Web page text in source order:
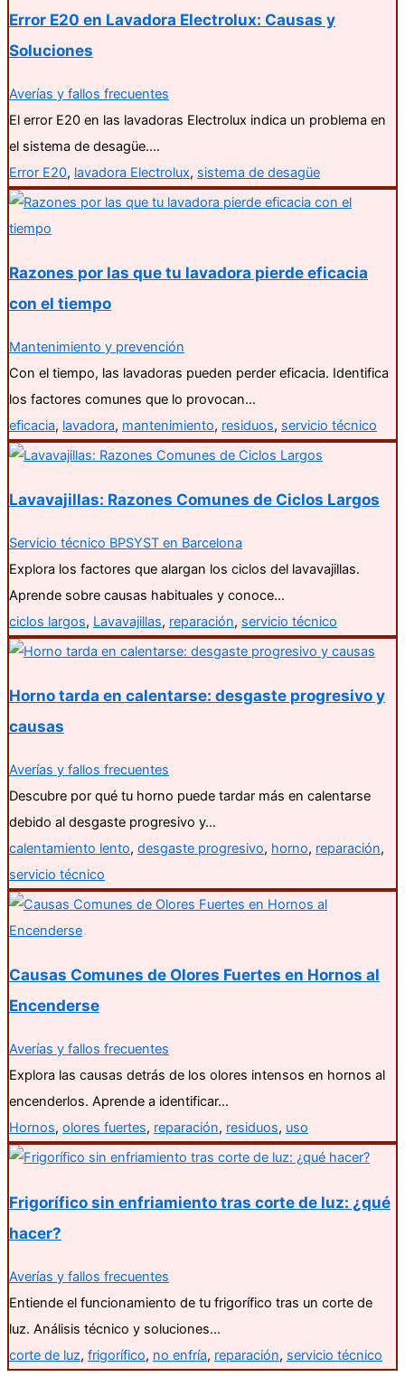
Error E20 en Lavadora Electrolux: Causas y
Soluciones
Averías y fallos frecuentes
El error E20 en las lavadoras Electrolux indica un problema en
el sistema de desagüe.…
Error E20, lavadora Electrolux, sistema de desagüe
Razones por las que tu lavadora pierde eficacia
con el tiempo
Mantenimiento y prevención
Con el tiempo, las lavadoras pueden perder eficacia. Identifica
los factores comunes que lo provocan…
eficacia, lavadora, mantenimiento, residuos, servicio técnico
Lavavajillas: Razones Comunes de Ciclos Largos
Servicio técnico BPSYST en Barcelona
Explora los factores que alargan los ciclos del lavavajillas.
Aprende sobre causas habituales y conoce…
ciclos largos, Lavavajillas, reparación, servicio técnico
Horno tarda en calentarse: desgaste progresivo y
causas
Averías y fallos frecuentes
Descubre por qué tu horno puede tardar más en calentarse
debido al desgaste progresivo y…
calentamiento lento, desgaste progresivo, horno, reparación,
servicio técnico
Causas Comunes de Olores Fuertes en Hornos al
Encenderse
Averías y fallos frecuentes
Explora las causas detrás de los olores intensos en hornos al
encenderlos. Aprende a identificar…
Hornos, olores fuertes, reparación, residuos, uso
Frigorífico sin enfriamiento tras corte de luz: ¿qué
hacer?
Averías y fallos frecuentes
Entiende el funcionamiento de tu frigorífico tras un corte de
luz. Análisis técnico y soluciones…
corte de luz, frigorífico, no enfría, reparación, servicio técnico